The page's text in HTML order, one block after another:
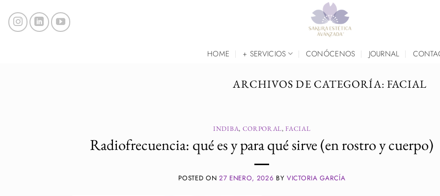
contenido
HOME + SERVICIOS CONÓCENOS JOURNAL
ARCHIVOS DE CATEGORÍA: FACIAL
INDIBA, CORPORAL,FACIAL
Radiofrecuencia: qué es y para qué sirve (en rostro y cuerpo)
POSTED ON 27 ENERO, 2026 BYVICTORIA GARCÍA